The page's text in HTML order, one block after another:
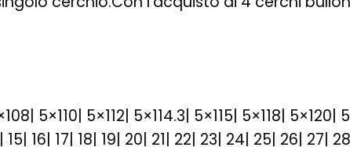
5×110| 5×112| 5×114.3| 5×115| 5×118| 5×120|
15| 16| 17| 18| 19| 20| 21| 22| 23| 24| 25| 26|